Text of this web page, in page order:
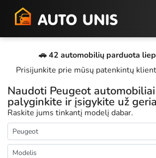
🚗 42 automobilių parduota
Prisijunkite prie mūsų patenkintų
Naudoti Peugeot
palyginkite ir įsigykite už
Raskite jums tinkantį modelį dabar.